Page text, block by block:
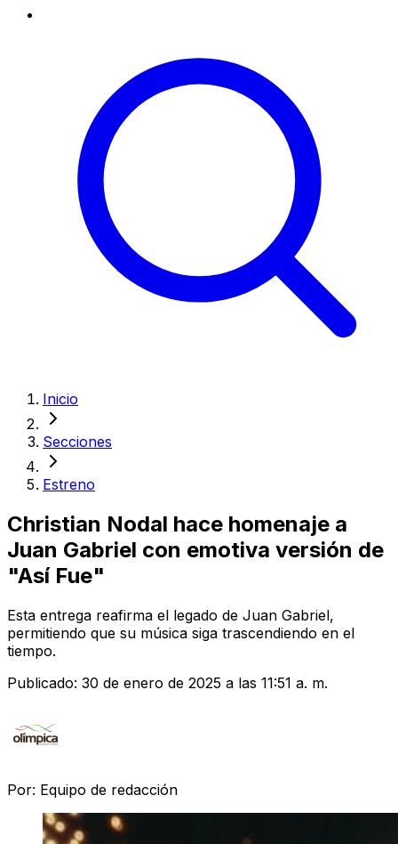
Inicio
Secciones
Estreno
Christian Nodal hace homenaje a
Juan Gabriel con emotiva versión de
"Así Fue"
Esta entrega reafirma el legado de Juan Gabriel,
permitiendo que su música siga trascendiendo en el
tiempo.
Publicado: 30 de enero de 2025 a las 11:51 a. m.
Por: Equipo de redacción